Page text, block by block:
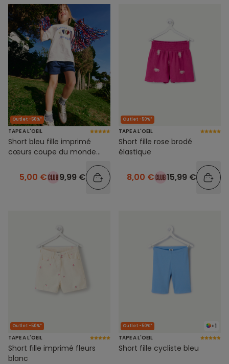
Outlet -50%*
TAPE A L'OEIL
Short bleu fille imprimé
cœurs coupe du monde
5,00 € 9,99 €
Outlet -50%*
TAPE A L'OEIL
Short fille rose brodé
élastique
8,00 € 15,99 €
Outlet -50%*
TAPE A L'OEIL
Short fille imprimé fleurs
blanc
+1
Outlet -50%*
TAPE A L'OEIL
Short fille cycliste bleu